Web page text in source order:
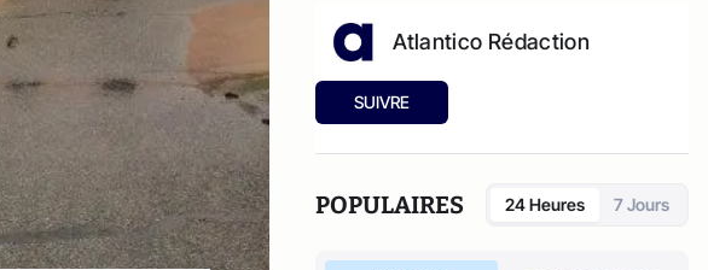
Atlantico Rédaction
SUIVRE
POPULAIRES 24 Heures 7 Jours